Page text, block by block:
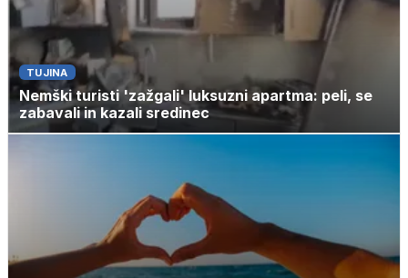
TUJINA
Nemški turisti 'zažgali' luksuzni apartma: peli, se
zabavali in kazali sredinec